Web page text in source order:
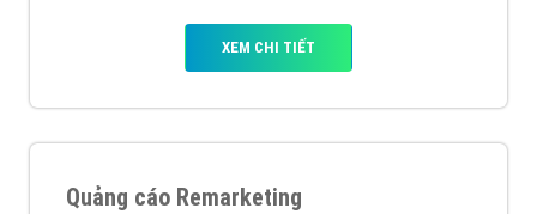
XEM CHI TIẾT
Quảng cáo Remarketing